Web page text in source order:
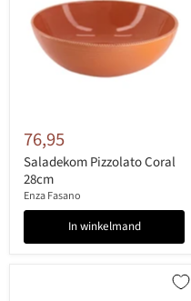
76,95
Saladekom Pizzolato Coral
28cm
Enza Fasano
In winkelmand